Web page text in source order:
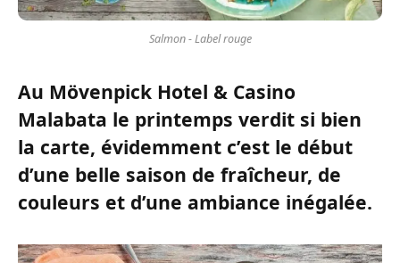
Salmon - Label rouge
Au Mövenpick Hotel & Casino
Malabata le printemps verdit si bien
la carte, évidemment c’est le début
d’une belle saison de fraîcheur, de
couleurs et d’une ambiance inégalée.